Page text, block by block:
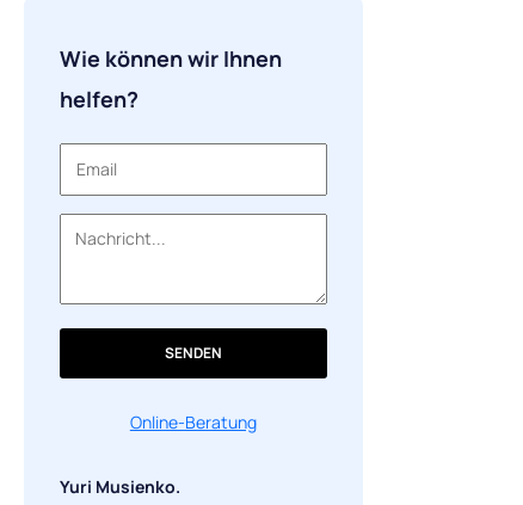
Wie können wir Ihnen
helfen?
SENDEN
Online-Beratung
Yuri Musienko.